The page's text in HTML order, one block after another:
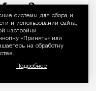
системы для сбора и
и использовании сайта,
настройки
«Принять» или
на обработку
Подробнее
ознакомиться по
компании
«Развитие